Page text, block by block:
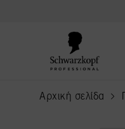
Αρχική σελίδα